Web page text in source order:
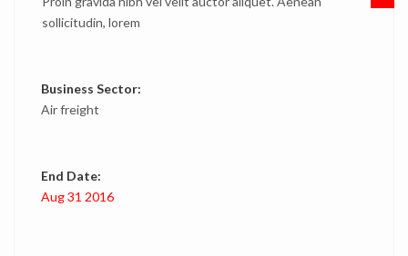
sollicitudin, lorem
Business Sector:
Air freight
End Date:
Aug 31 2016